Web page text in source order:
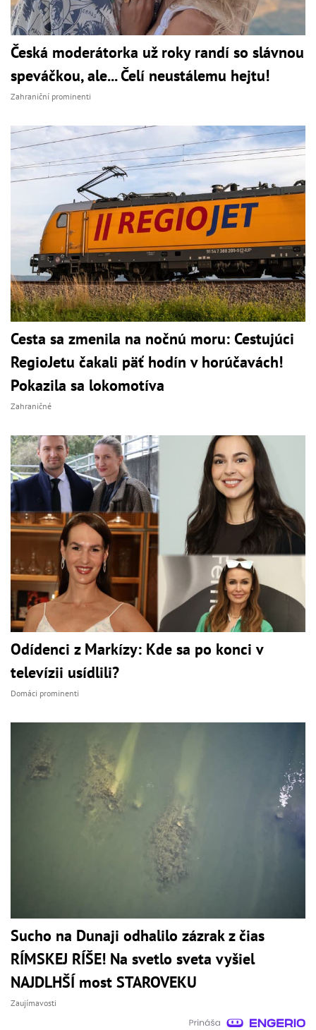
Česká moderátorka už roky randí so slávnou
speváčkou, ale... Čelí neustálemu hejtu!
Zahraniční prominenti
Cesta sa zmenila na nočnú moru: Cestujúci
RegioJetu čakali päť hodín v horúčavách!
Pokazila sa lokomotíva
Zahraničné
Odídenci z Markízy: Kde sa po konci v
televízii usídlili?
Domáci prominenti
Sucho na Dunaji odhalilo zázrak z čias
RÍMSKEJ RÍŠE! Na svetlo sveta vyšiel
NAJDLHŠÍ most STAROVEKU
Zaujímavosti